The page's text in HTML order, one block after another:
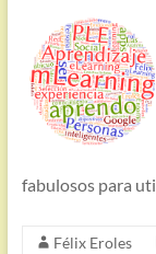
fabulosos para
Félix Eroles